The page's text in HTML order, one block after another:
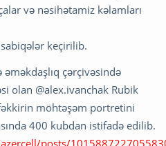
və nəsihətamiz kəlamları
keçirilib.
əməkdaşlıq çərçivəsində
olan @alex.ivanchak Rubik
möhtəşəm portretini
400 kubdan istifadə edilib.